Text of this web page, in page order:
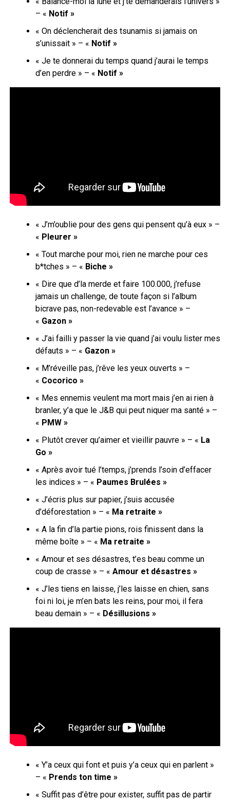
– « Notif »
« On déclencherait des tsunamis si jamais on
s’unissait » – « Notif »
« Je te donnerai du temps quand j’aurai le temps
d’en perdre » – « Notif »
« J’m’oublie pour des gens qui pensent qu’à eux » –
« Pleurer »
« Tout marche pour moi, rien ne marche pour ces
b*tches » – « Biche »
« Dire que d’la merde et faire 100.000, j’refuse
jamais un challenge, de toute façon si l’album
bicrave pas, non-redevable est l’avance » –
« Gazon »
« J’ai failli y passer la vie quand j’ai voulu lister mes
défauts » – « Gazon »
« M’réveille pas, j’rêve les yeux ouverts » –
« Cocorico »
« Mes ennemis veulent ma mort mais j’en ai rien à
branler, y’a que le J&B qui peut niquer ma santé » –
« PMW »
« Plutôt crever qu’aimer et vieillir pauvre » – « La
Go »
« Après avoir tué l’temps, j’prends l’soin d’effacer
les indices » – « Paumes Brulées »
« J’écris plus sur papier, j’suis accusée
d’déforestation » – « Ma retraite »
« A la fin d’la partie pions, rois finissent dans la
même boîte» – « Ma retraite »
« Amour et ses désastres, t’es beau comme un
coup de crasse » – « Amour et désastres »
« J’les tiens en laisse, j’les laisse en chien, sans
foi ni loi, je m’en bats les reins, pour moi, il fera
beau demain » – « Désillusions »
« Y’a ceux qui font et puis y’a ceux qui en parlent »
– « Prends ton time »
« Suffit pas d’être pour exister, suffit pas de partir